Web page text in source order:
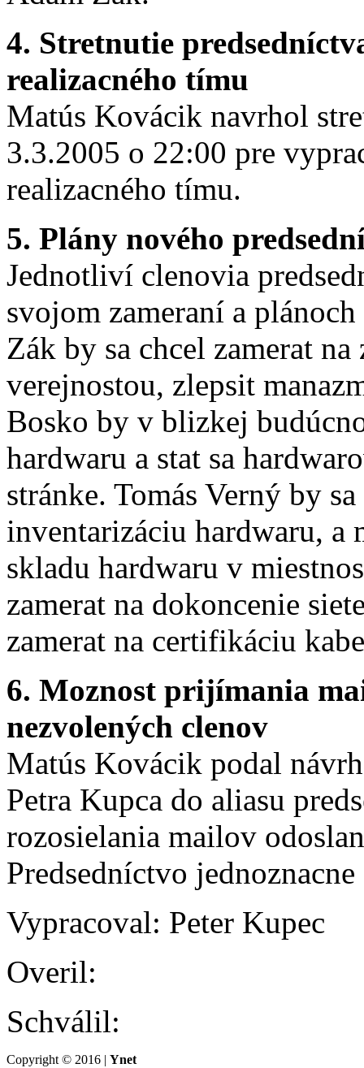
4. Stretnutie
realizacného tímu
Matús Kovácik navrhol
3.3.2005 o 22:00 pre
realizacného tímu.
5. Plány nového
Jednotliví clenovia
svojom zameraní a
Zák by sa chcel zamerat
verejnostou, zlepsit
Bosko by v blizkej
hardwaru a stat sa
stránke. Tomás Verný by
inventarizáciu hardwaru, a
skladu hardwaru v
zamerat na dokoncenie
zamerat na certifikáciu
6. Moznost prijímania
nezvolených clenov
Matús Kovácik podal
Petra Kupca do aliasu
rozosielania mailov
Predsedníctvo
Vypracoval: Peter Kupec
Overil:
Schválil:
Copyright © 2016 | Ynet